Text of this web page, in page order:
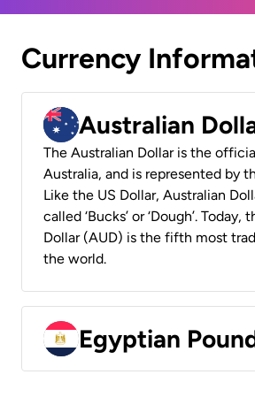
Currency
Australian
The Australian Dollar is the
Australia, and is represented by
Like the US Dollar, Australian
called ‘Bucks’ or ‘Dough’. Today,
Dollar (AUD) is the fifth most
the world.
Egyptian